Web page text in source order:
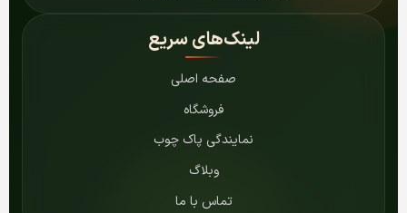
لینک‌های سریع
صفحه اصلی
فروشگاه
نمایندگی پاک چوب
وبلاگ
تماس با ما